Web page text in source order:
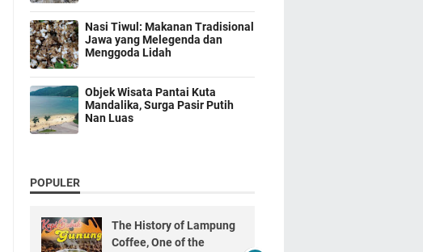
Nasi Tiwul: Makanan Tradisional
Jawa yang Melegenda dan
Menggoda Lidah
Objek Wisata Pantai Kuta
Mandalika, Surga Pasir Putih
Nan Luas
POPULER
The History of Lampung
Coffee, One of the